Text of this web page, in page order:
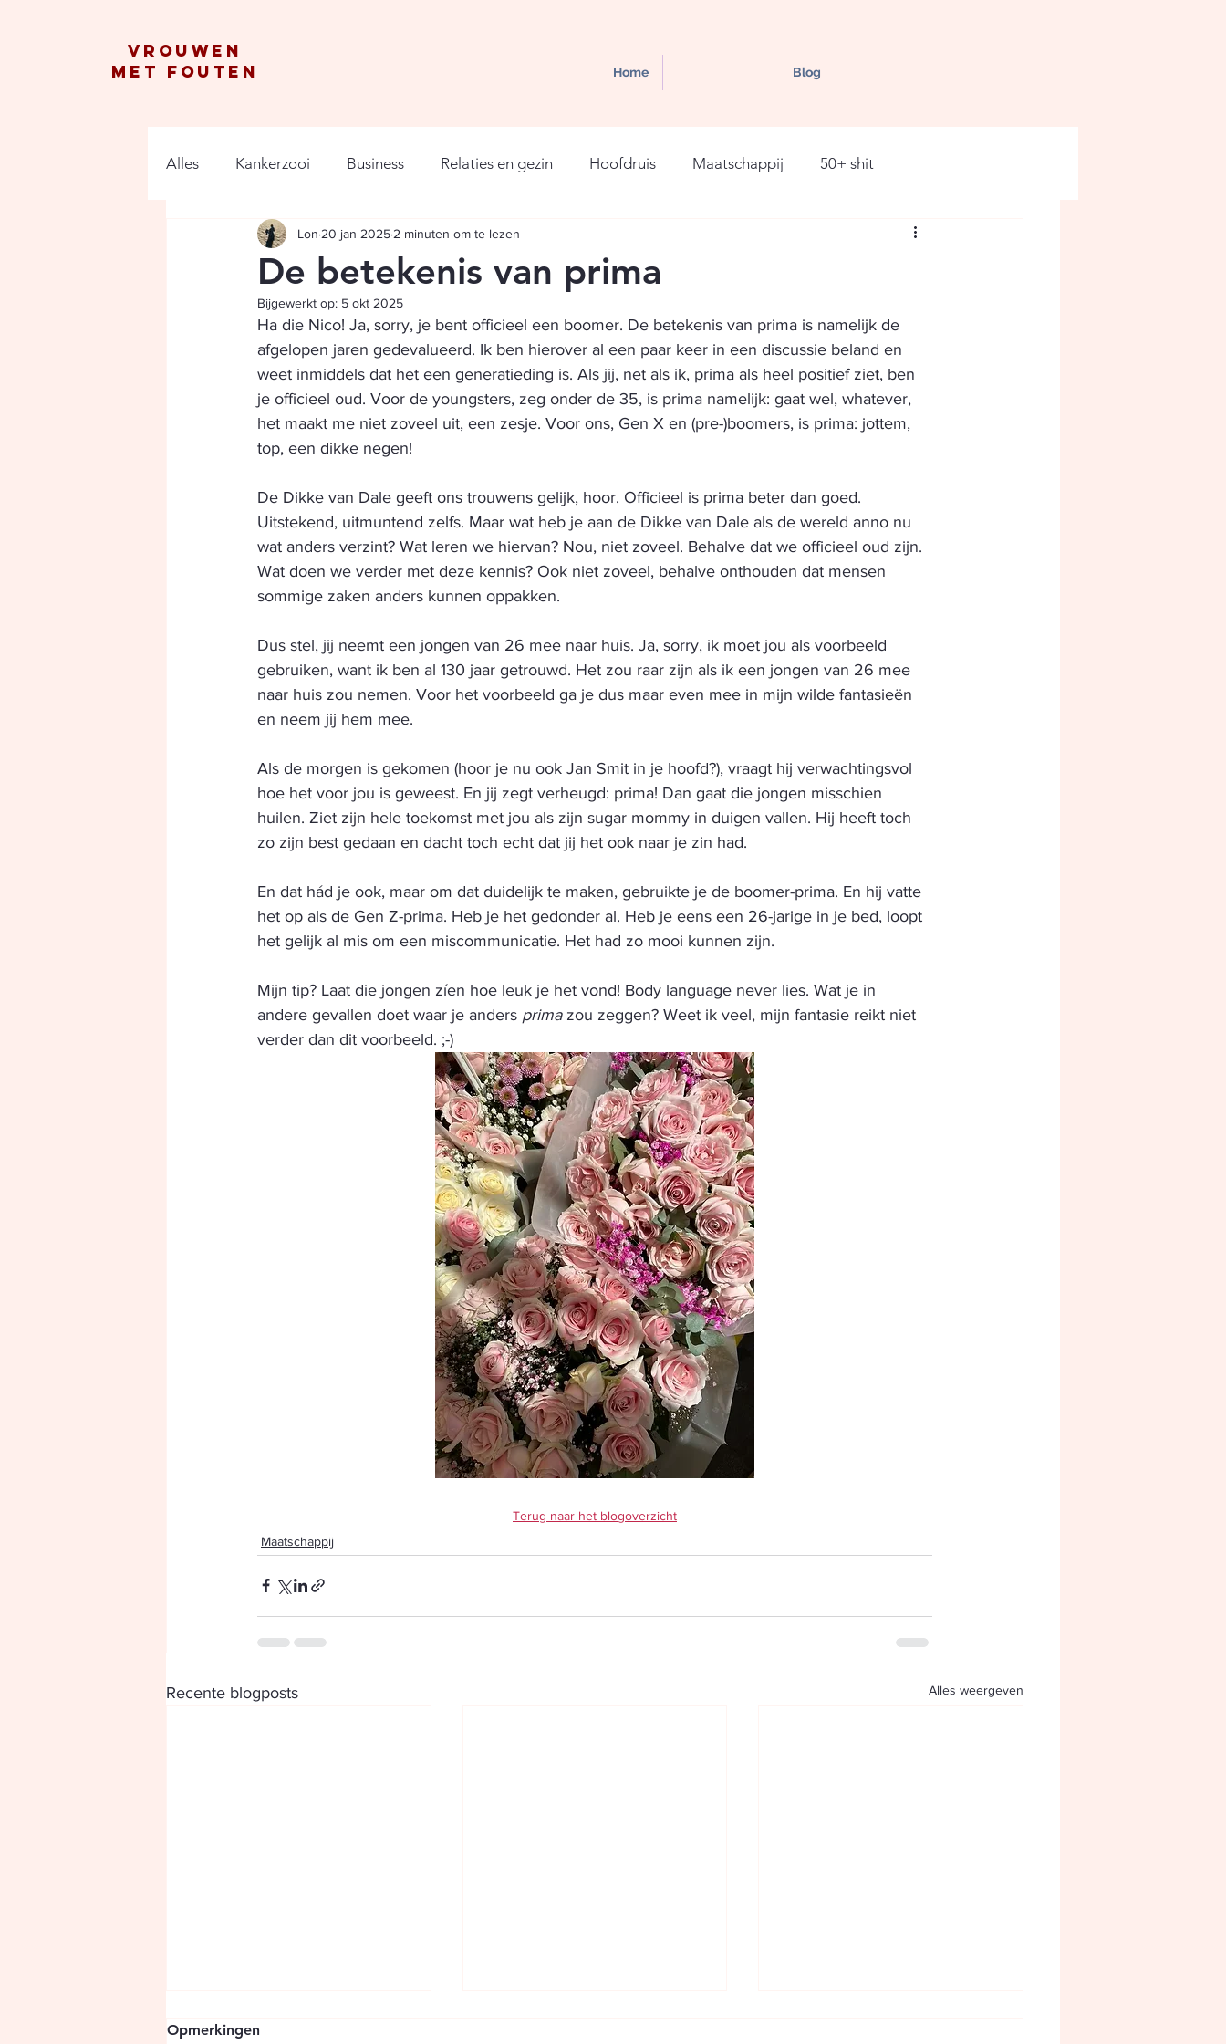
vrouwen
met fouten
Home Blog
Alles Kankerzooi Business Relaties en gezin Hoofdruis Maatschappij 50+ shit
De betekenis van prima
Lon 20 jan 2025 2 minuten om te lezen
Bijgewerkt op: 5 okt 2025
Ha die Nico! Ja, sorry, je bent officieel een boomer. De betekenis van prima is namelijk de
afgelopen jaren gedevalueerd. Ik ben hierover al een paar keer in een discussie beland en
weet inmiddels dat het een generatieding is. Als jij, net als ik, prima als heel positief ziet, ben
je officieel oud. Voor de youngsters, zeg onder de 35, is prima namelijk: gaat wel, whatever,
het maakt me niet zoveel uit, een zesje. Voor ons, Gen X en (pre-)boomers, is prima: jottem,
top, een dikke negen!
De Dikke van Dale geeft ons trouwens gelijk, hoor. Officieel is prima beter dan goed.
Uitstekend, uitmuntend zelfs. Maar wat heb je aan de Dikke van Dale als de wereld anno nu
wat anders verzint? Wat leren we hiervan? Nou, niet zoveel. Behalve dat we officieel oud zijn.
Wat doen we verder met deze kennis? Ook niet zoveel, behalve onthouden dat mensen
sommige zaken anders kunnen oppakken.
Dus stel, jij neemt een jongen van 26 mee naar huis. Ja, sorry, ik moet jou als voorbeeld
gebruiken, want ik ben al 130 jaar getrouwd. Het zou raar zijn als ik een jongen van 26 mee
naar huis zou nemen. Voor het voorbeeld ga je dus maar even mee in mijn wilde fantasieën
en neem jij hem mee.
Als de morgen is gekomen (hoor je nu ook Jan Smit in je hoofd?), vraagt hij verwachtingsvol
hoe het voor jou is geweest. En jij zegt verheugd: prima! Dan gaat die jongen misschien
huilen. Ziet zijn hele toekomst met jou als zijn sugar mommy in duigen vallen. Hij heeft toch
zo zijn best gedaan en dacht toch echt dat jij het ook naar je zin had.
En dat hád je ook, maar om dat duidelijk te maken, gebruikte je de boomer-prima. En hij vatte
het op als de Gen Z-prima. Heb je het gedonder al. Heb je eens een 26-jarige in je bed, loopt
het gelijk al mis om een miscommunicatie. Het had zo mooi kunnen zijn.
Mijn tip? Laat die jongen zíen hoe leuk je het vond! Body language never lies. Wat je in
andere gevallen doet waar je anders prima zou zeggen? Weet ik veel, mijn fantasie reikt niet
verder dan dit voorbeeld. ;-)
Terug naar het blogoverzicht
Maatschappij
Recente blogposts Alles weergeven
Opmerkingen